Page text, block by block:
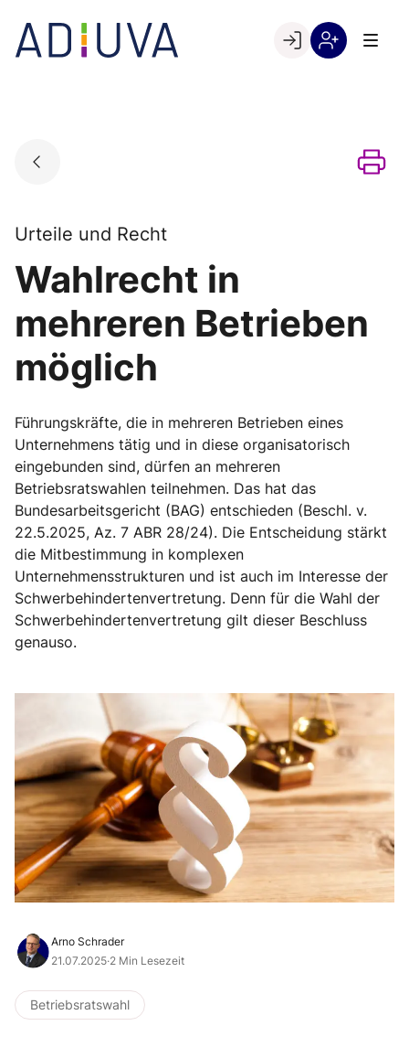
content
Go to landing page.
Urteile und Recht
Wahlrecht in
mehreren Betrieben
möglich
Führungskräfte, die in mehreren Betrieben eines
Unternehmens tätig und in diese organisatorisch
eingebunden sind, dürfen an mehreren
Betriebsratswahlen teilnehmen. Das hat das
Bundesarbeitsgericht (BAG) entschieden (Beschl. v.
22.5.2025, Az. 7 ABR 28/24). Die Entscheidung stärkt
die Mitbestimmung in komplexen
Unternehmensstrukturen und ist auch im Interesse der
Schwerbehindertenvertretung. Denn für die Wahl der
Schwerbehindertenvertretung gilt dieser Beschluss
genauso.
Arno Schrader
21.07.2025·2 Min Lesezeit
Betriebsratswahl